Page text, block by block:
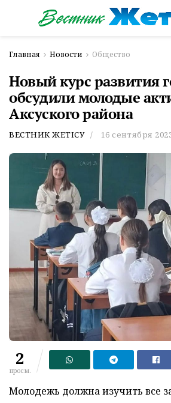
Главная Новости Общество
Новый курс развития
обсудили молодые
Аксуского района
ВЕСТНИК ЖЕТІСУ 16 сентября
2
просм.
Молодежь должна изучить все